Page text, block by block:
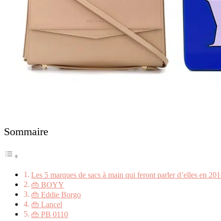
Sommaire
Les 5 marques de sacs à main qui feront parler d’elles en
👜 BOYY
👜 Eddie Borgo
👜 Lancel
👜 PB 0110